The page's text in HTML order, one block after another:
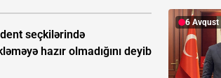
seçkilərində
hazır olmadığını deyib
6 Avqust